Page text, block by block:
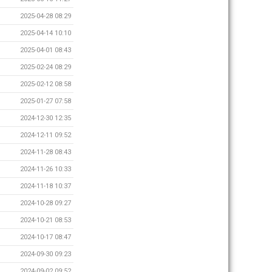
2025-04-28 08:29
2025-04-14 10:10
2025-04-01 08:43
2025-02-24 08:29
2025-02-12 08:58
2025-01-27 07:58
2024-12-30 12:35
2024-12-11 09:52
2024-11-28 08:43
2024-11-26 10:33
2024-11-18 10:37
2024-10-28 09:27
2024-10-21 08:53
2024-10-17 08:47
2024-09-30 09:23